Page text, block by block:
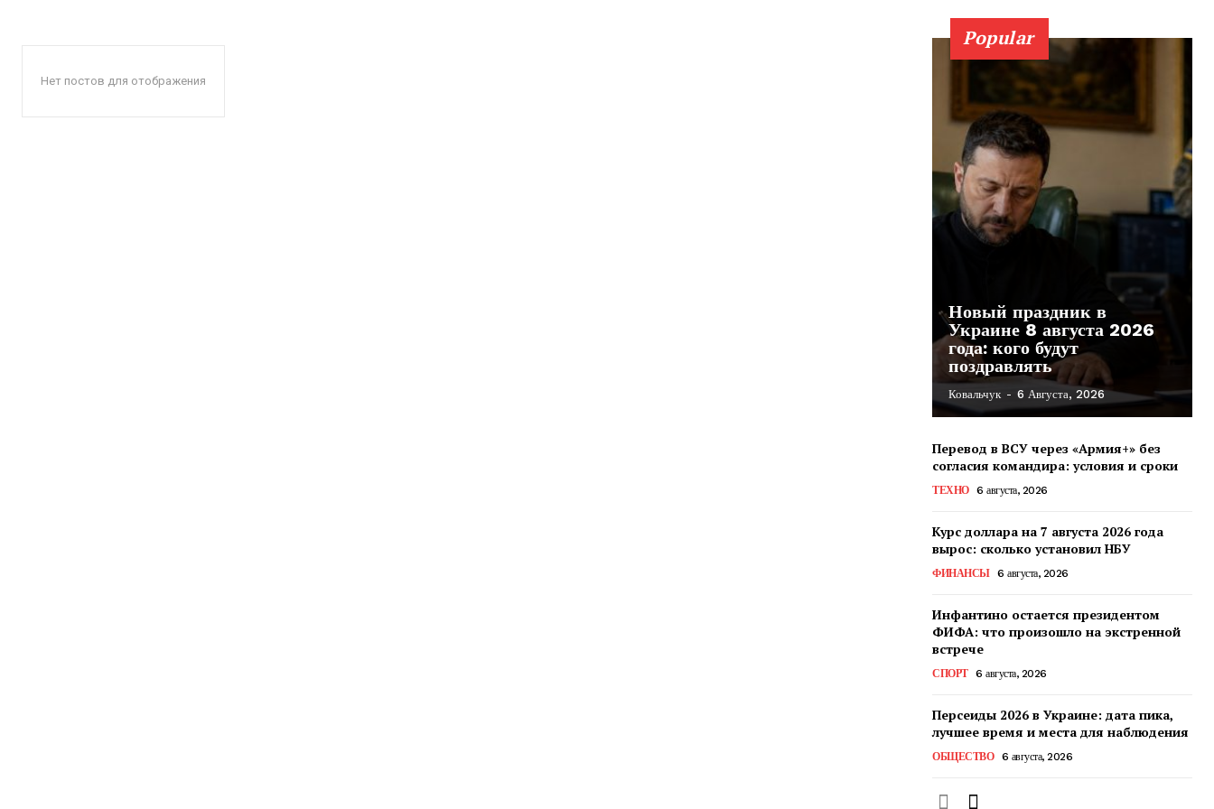
Нет постов для отображения
Popular
Новый праздник в
Украине 8 августа 2026
года: кого будут
поздравлять
Ковальчук - 6 Августа, 2026
Перевод в ВСУ через «Армия+» без
согласия командира: условия и сроки
ТЕХНО 6 августа, 2026
Курс доллара на 7 августа 2026 года
вырос: сколько установил НБУ
ФИНАНСЫ 6 августа, 2026
Инфантино остается президентом
ФИФА: что произошло на экстренной
встрече
СПОРТ 6 августа, 2026
Персеиды 2026 в Украине: дата пика,
лучшее время и места для наблюдения
ОБЩЕСТВО 6 августа, 2026